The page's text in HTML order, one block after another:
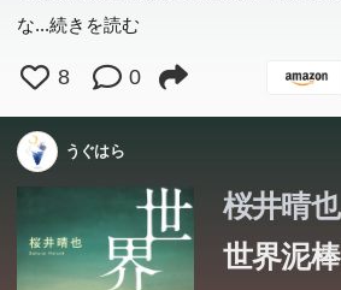
な...続きを読む
8 0
うぐはら
桜井晴也
世界泥棒